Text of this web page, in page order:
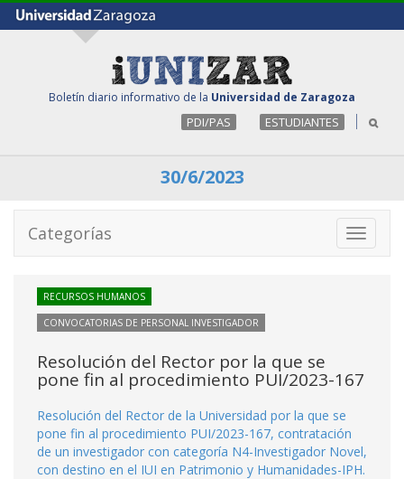
Boletín diario informativo de la Universidad de Zaragoza
PDI/PAS ESTUDIANTES
30/6/2023
Toggle
Categorías
RECURSOS HUMANOS
CONVOCATORIAS DE PERSONAL INVESTIGADOR
Resolución del Rector por la que se
pone fin al procedimiento PUI/2023-167
Resolución del Rector de la Universidad por la que se
pone fin al procedimiento PUI/2023-167, contratación
de un investigador con categoría N4-Investigador Novel,
con destino en el IUI en Patrimonio y Humanidades-IPH.